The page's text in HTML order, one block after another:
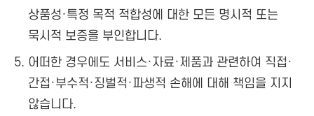
상품성·특정 목적 적합성에 대한 모든 명시적 또는
묵시적 보증을 부인합니다.
어떠한 경우에도 서비스·자료·제품과 관련하여 직접·
간접·부수적·징벌적·파생적 손해에 대해 책임을 지지
않습니다.